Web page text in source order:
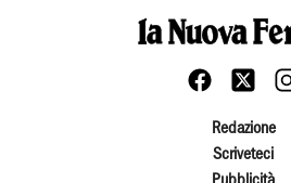
Redazione
Scriveteci